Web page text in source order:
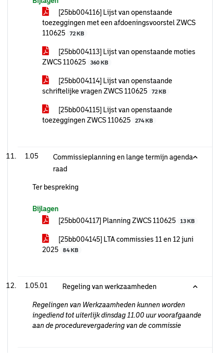
[25bb004116] Lijst van openstaande
toezeggingen met een afdoeningsvoorstel ZWCS
110625
72 KB
[25bb004113] Lijst van openstaande moties
ZWCS 110625
360 KB
[25bb004114] Lijst van openstaande
schriftelijke vragen ZWCS 110625
72 KB
[25bb004115] Lijst van openstaande
toezeggingen ZWCS 110625
274 KB
1.05
Commissieplanning en lange termijn agenda
raad
Ter bespreking
Bijlagen
[25bb004117] Planning ZWCS 110625
13 KB
[25bb004145] LTA commissies 11 en 12 juni
2025
84 KB
1.05.01 Regeling van werkzaamheden
Regelingen van Werkzaamheden kunnen worden
ingediend tot uiterlijk dinsdag 11.00 uur voorafgaande
aan de procedurevergadering van de commissie